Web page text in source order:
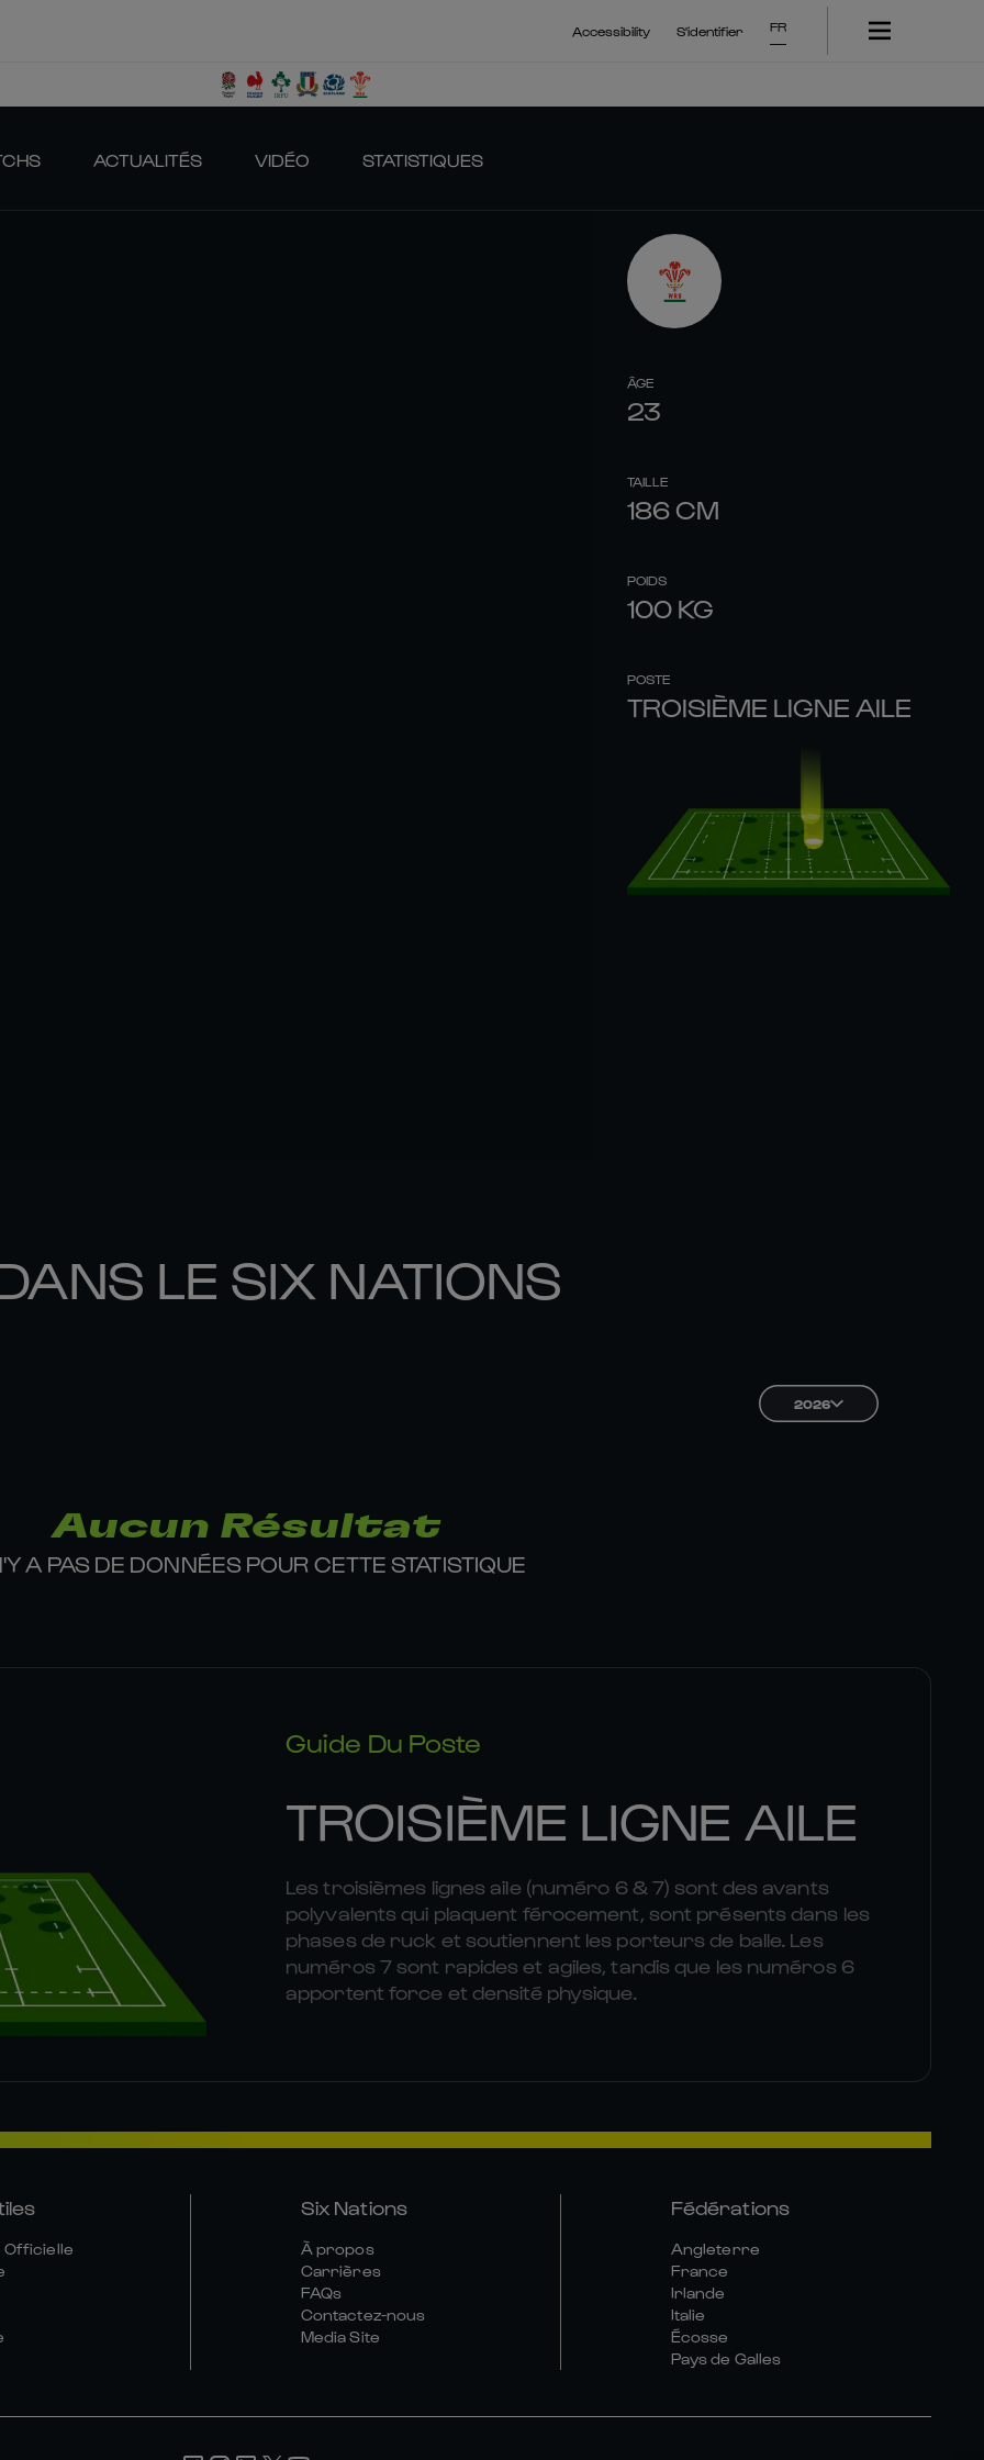
Accessibility S'identifier FR
ACTUALITÉS VIDÉO STATISTIQUES
ÂGE
23
TAILLE
186 CM
POIDS
100 KG
POSTE
TROISIÈME LIGNE AILE
LE SIX NATIONS
2026
Aucun Résultat
A PAS DE DONNÉES POUR CETTE STATISTIQUE
Guide Du Poste
TROISIÈME LIGNE AILE
Les troisièmes lignes aile (numéro 6 & 7) sont des avants
polyvalents qui plaquent férocement, sont présents dans les
phases de ruck et soutiennent les porteurs de balle. Les
numéros 7 sont rapides et agiles, tandis que les numéros 6
apportent force et densité physique.
Officielle
Six Nations
À propos
Carrières
FAQs
Contactez-nous
Media Site
Fédérations
Angleterre
France
Irlande
Italie
Écosse
Pays de Galles